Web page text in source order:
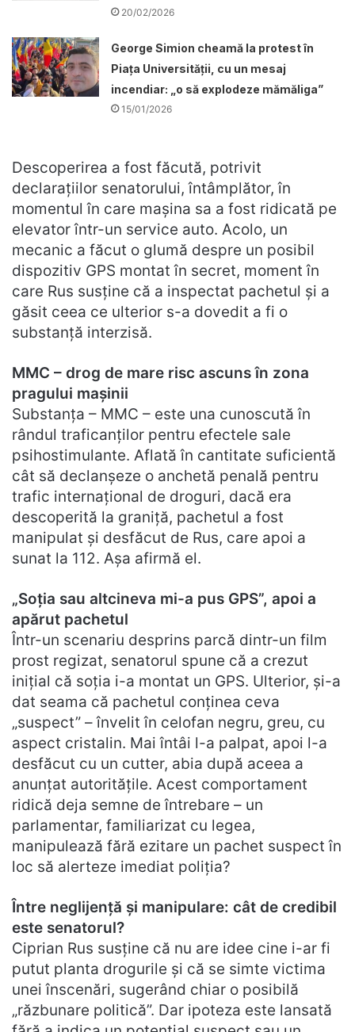
20/02/2026
George Simion cheamă la protest în
Piața Universității, cu un mesaj
incendiar: „o să explodeze mămăliga”
15/01/2026
Descoperirea a fost făcută, potrivit
declarațiilor senatorului, întâmplător, în
momentul în care mașina sa a fost ridicată pe
elevator într-un service auto. Acolo, un
mecanic a făcut o glumă despre un posibil
dispozitiv GPS montat în secret, moment în
care Rus susține că a inspectat pachetul și a
găsit ceea ce ulterior s-a dovedit a fi o
substanță interzisă.
MMC – drog de mare risc ascuns în zona
pragului mașinii
Substanța – MMC – este una cunoscută în
rândul traficanților pentru efectele sale
psihostimulante. Aflată în cantitate suficientă
cât să declanșeze o anchetă penală pentru
trafic internațional de droguri, dacă era
descoperită la graniță, pachetul a fost
manipulat și desfăcut de Rus, care apoi a
sunat la 112. Așa afirmă el.
„Soția sau altcineva mi-a pus GPS”, apoi a
apărut pachetul
Într-un scenariu desprins parcă dintr-un film
prost regizat, senatorul spune că a crezut
inițial că soția i-a montat un GPS. Ulterior, și-a
dat seama că pachetul conținea ceva
„suspect” – învelit în celofan negru, greu, cu
aspect cristalin. Mai întâi l-a palpat, apoi l-a
desfăcut cu un cutter, abia după aceea a
anunțat autoritățile. Acest comportament
ridică deja semne de întrebare – un
parlamentar, familiarizat cu legea,
manipulează fără ezitare un pachet suspect în
loc să alerteze imediat poliția?
Între neglijență și manipulare: cât de credibil
este senatorul?
Ciprian Rus susține că nu are idee cine i-ar fi
putut planta drogurile și că se simte victima
unei înscenări, sugerând chiar o posibilă
„răzbunare politică”. Dar ipoteza este lansată